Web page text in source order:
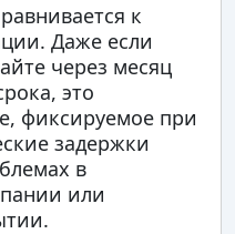
к
Даже если
через месяц
это
фиксируемое при
задержки
в
или